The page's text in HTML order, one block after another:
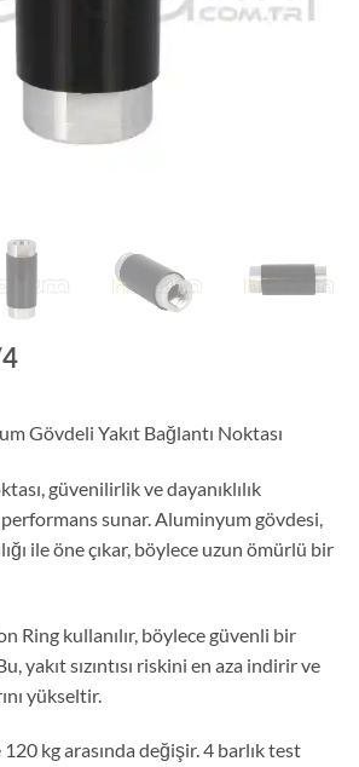
Gövdeli Yakıt Bağlantı Noktası
güvenilirlik ve dayanıklılık
performans sunar. Aluminyum gövdesi,
ile öne çıkar, böylece uzun ömürlü bir
Ring kullanılır, böylece güvenli bir
yakıt sızıntısı riskini en aza indirir ve
yükseltir.
kg arasında değişir. 4 barlık test